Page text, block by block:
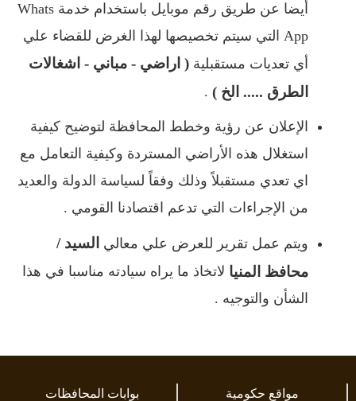
أيضا عن طريق رقم موبايل باستخدام خدمة Whats
App التي سيتم تخصيصها لهذا الغرض للقضاء علي
أي تعديات مستقبلية ( اراضي - مباني - اشغالات
الطرق ..... الخ ) .
الإعلان عن رؤية وخطط المحافظة لتوضيح كيفية
استغلال هذه الأراضي المستردة وكيفية التعامل مع
اي تعدي مستقبلاً وذلك وفقاً لسياسة الدولة والعديد
من الإجراءات التي تدعم اقتصادنا القومي .
ويتم عمل تقرير للعرض علي معالي السيد /
محافظ المنيا لاتخاذ ما يراه سيادته مناسبا في هذا
الشأن والتوجيه .
مواقع حكومية بوابات المحافظات